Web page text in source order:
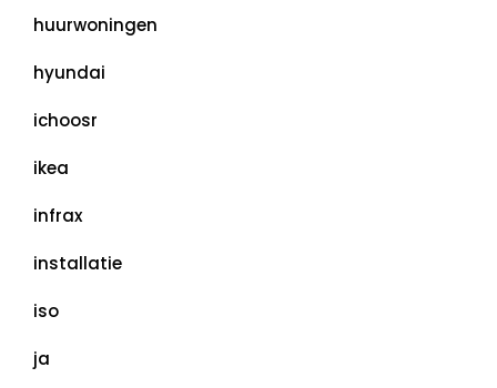
huurwoningen
hyundai
ichoosr
ikea
infrax
installatie
iso
ja